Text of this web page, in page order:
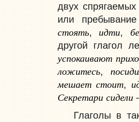
двух
или
стоять, идти,
другой глагол
успокаивают
ложитесь,
мешает стоит,
Секретари сидели
Глаголы в